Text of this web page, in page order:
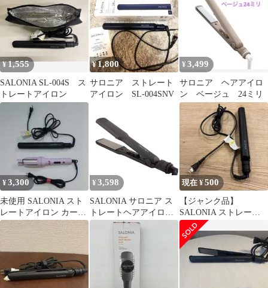
¥1,555
SALONIA SL-004S ス
トレートアイロン
¥1,800
サロニア ストレート
アイロン SL-004SNV
¥ 3,499
サロニア ヘアアイロ
ン ベージュ 24ミリ
¥3,300
未使用 SALONIA スト
レートアイロン カール
アイロン コテ 2本セッ
¥ 3,598
SALONIA サロニア ス
トレートヘアアイロン
35mm ブラック SL-
004S マイナスイオン
専用耐熱ポーチ付き[宅
現在 ¥500
【ジャンク品】
SALONIA ストレート
ヘアアイロン SL-0045G